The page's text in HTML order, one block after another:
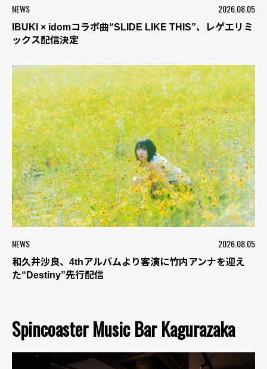
NEWS 2026.08.05
IBUKI × idomコラボ曲“SLIDE LIKE THIS”、レゲエリミ
ックス配信決定
NEWS 2026.08.05
和久井沙良、4thアルバムより客演に竹内アンナを迎え
た“Destiny”先行配信
Spincoaster Music Bar Kagurazaka